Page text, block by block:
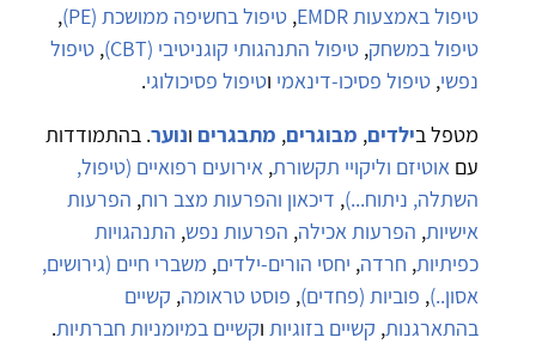
טיפול באמצעות EMDR
, טיפול בחשיפה ממושכת (PE)
,
טיפול במשחק, טיפול התנהגותי קוגניטיבי (CBT) , טיפול
נפשי, טיפול פסיכו-דינאמי וטיפול פסיכולוגי.
מטפל בילדים, מבוגרים, מתבגרים ונוער. בהתמודדות
עם אוטיזם וליקויי תקשורת, אירועים רפואיים (טיפול,
השתלה, ניתוח...), דיכאון והפרעות מצב רוח, הפרעות
אישיות, הפרעות אכילה, הפרעות נפש, התנהגויות
כפיתיות, חרדה, יחסי הורים-ילדים, משברי חיים (גירושים,
אסון..), פוביות (פחדים), פוסט טראומה, קשיים
בהתארגנות, קשיים בזוגיות וקשיים במיומניות חברתיות.